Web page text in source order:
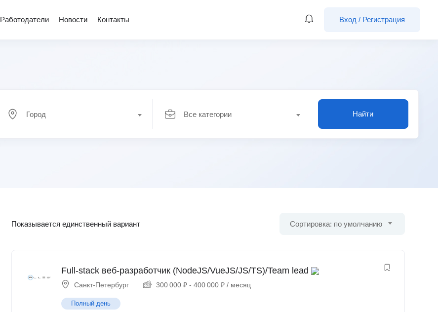
Работодатели Новости Контакты Вход / Регистрация
Город Все категории Найти
Показывается единственный вариант Сортировка: по умолчанию
Full-stack веб-разработчик (NodeJS/VueJS/JS/TS)/Team lead
Санкт-Петербург 300 000 ₽ -400 000 ₽ / месяц
Полный день